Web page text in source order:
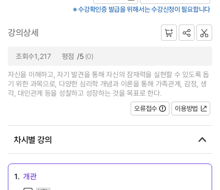
※ 수강확인증 발급을 위해서는 수강신청이 필요합니다
강의상세
조회수1,217 평점 /5 (0)
자신을 이해하고, 자기 발견을 통해 자신의 잠재력을 실현할 수 있도록 돕
기 위한 과목으로, 다양한 심리학 개념과 이론을 통해 가족관계, 감정, 생
각, 대인관계 등을 성찰하고 성장하는 것을 목표로 한다.
오류접수
이용방법
차시별 강의
1. 개관